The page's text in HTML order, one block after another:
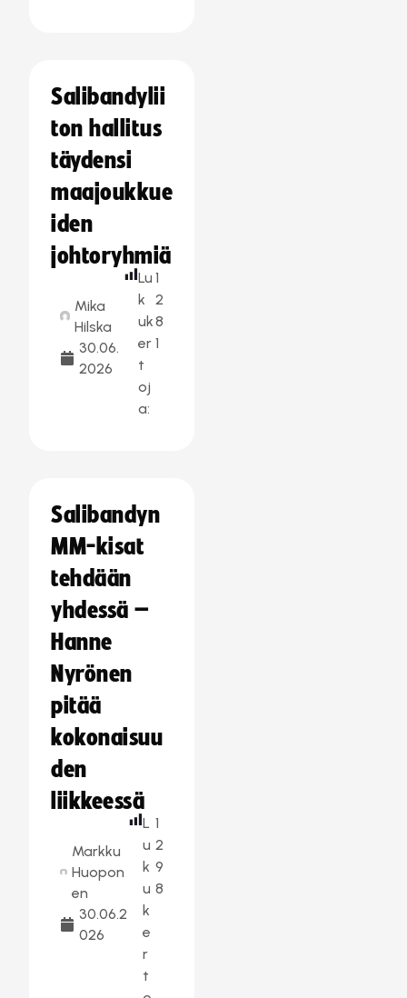
Salibandylii
ton hallitus
täydensi
maajoukkue
iden
johtoryhmiä
Mika
Hilska
30.06.
2026
Lu
k
uk
er
t
oj
a:
1
2
8
1
Salibandyn
MM-kisat
tehdään
yhdessä –
Hanne
Nyrönen
pitää
kokonaisuu
den
liikkeessä
Markku
Huopon
en
30.06.2
026
L
u
k
u
k
e
r
t
1
2
9
8